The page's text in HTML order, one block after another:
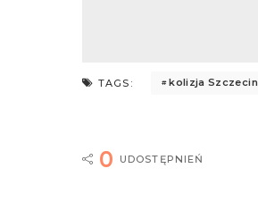
TAGS: kolizja Szczecin
0 UDOSTĘPNIEŃ